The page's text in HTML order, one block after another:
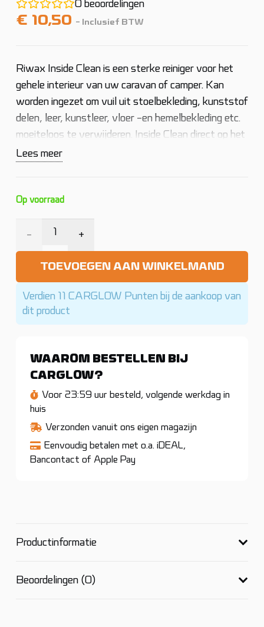
0 beoordelingen
€ 10,50 - Inclusief BTW
Riwax Inside Clean is een sterke reiniger voor het
gehele interieur van uw caravan of camper. Kan
worden ingezet om vuil uit stoelbekleding, kunststof
delen, leer, kunstleer, vloer -en hemelbekleding etc.
moeiteloos te verwijderen. Inside Clean direct op het
vervuilde oppervlak spuiten, kort laten inwerken en
worden gebruikt.
Lees meer
Op voorraad
Inside
Clean
(Caravan
Camper)
aantal
TOEVOEGEN AAN WINKELMAND
Verdien 11 CARGLOW Punten bij de aankoop van
dit product
WAAROM BESTELLEN BIJ
CARGLOW?
Voor 23:59 uur besteld, volgende werkdag in
huis
Verzonden vanuit ons eigen magazijn
Eenvoudig betalen met o.a. iDEAL,
Bancontact of Apple Pay
Productinformatie
Beoordelingen (0)